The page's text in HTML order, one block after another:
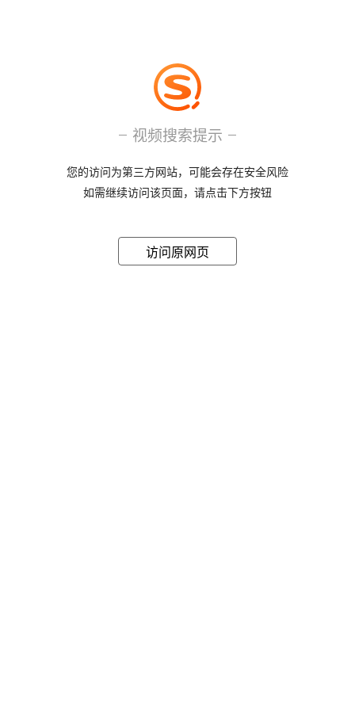
视频搜索提示
您的访问为第三方网站，可能会存在安全风险
如需继续访问该页面，请点击下方按钮
访问原网页